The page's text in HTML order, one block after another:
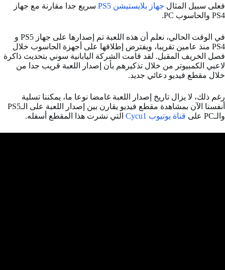
فعلى سبيل المثال جهاز بلايستيشن PS5
سريع جدا مقارنة مع جهاز
PS4 والحاسوب PC.
في الوقت الحالي، نعلم أن هذه اللعبة تم إصدارها على جهاز PS5 و
PS4 منذ عامين تقريبا، ويفترض إطلاقها على أجهزة الحاسوب خلال
فصل الخريف المقبل. لقد قامت الشركة اليابانية سوني بتحديث ذاكرة
لاعبي الكمبيوتر من خلال تذكيرهم بأن إصدار اللعبة قريب جدا من
خلال مقطع فيديو دعائي جديد.
رغم ذلك، لا يزال تاريخ إصدار اللعبة غامضا نوعا ما، يمكننا تسلية
أنفسنا الآن بمشاهدة مقطع فيديو يقارن بين إصدار اللعبة على الـPS5
والـPC على
قناة يوتيوب Cycu1 التي نشرت هذا المقطع أسفله.